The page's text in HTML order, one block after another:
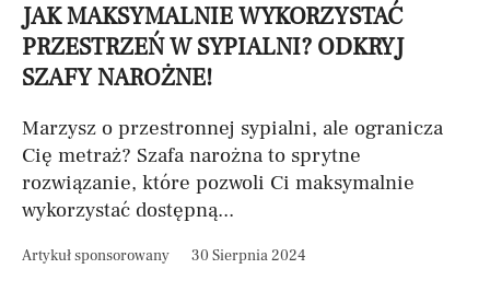
JAK MAKSYMALNIE WYKORZYSTAĆ
PRZESTRZEŃ W SYPIALNI? ODKRYJ
SZAFY NAROŻNE!
Marzysz o przestronnej sypialni, ale ogranicza
Cię metraż? Szafa narożna to sprytne
rozwiązanie, które pozwoli Ci maksymalnie
wykorzystać dostępną...
Artykuł sponsorowany 30 Sierpnia 2024